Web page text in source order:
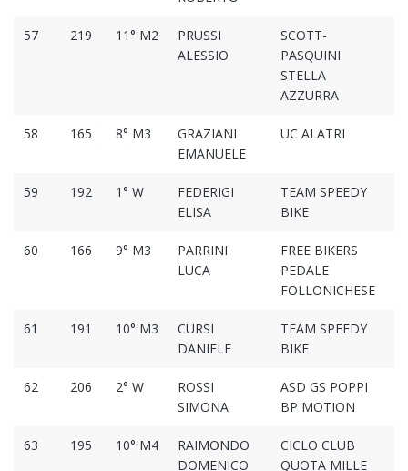
57 219 11° M2
PRUSSI
ALESSIO
SCOTT-
PASQUINI
STELLA
AZZURRA
58 165 8° M3
GRAZIANI
EMANUELE
UC ALATRI
59 192 1° W
FEDERIGI
ELISA
TEAM SPEEDY
BIKE
60 166 9° M3
PARRINI
LUCA
FREE BIKERS
PEDALE
FOLLONICHESE
61 191 10° M3
CURSI
DANIELE
TEAM SPEEDY
BIKE
62 206 2° W
ROSSI
SIMONA
ASD GS POPPI
BP MOTION
63 195 10° M4
RAIMONDO
DOMENICO
CICLO CLUB
QUOTA MILLE